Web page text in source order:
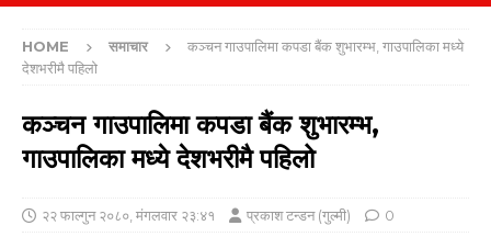
HOME समाचार
कञ्‍चन गाउपालिमा कपडा बैंक शुभारम्भ, गाउपालिका मध्ये
देशभरीमै पहिलो
कञ्‍चन गाउपालिमा कपडा बैंक शुभारम्भ,
गाउपालिका मध्ये देशभरीमै पहिलो
२२ फाल्गुन २०८०, मंगलवार २३:४१ प्रकाश टन्डन (गुल्मी) 0